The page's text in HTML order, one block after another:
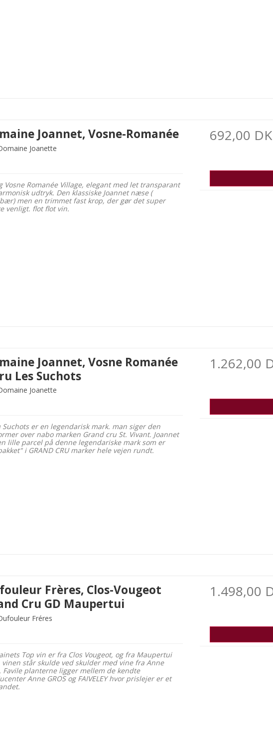
Joannet, Vosne-Romanée
Joanette
Vosne Romanée Village, elegant med let transparant
udtryk. Den klassiske Joannet næse (
men en trimmet fast krop, der gør det super
venligt. flot flot vin.
692,00
Joannet, Vosne Romanée
Les Suchots
Joanette
Suchots er en legendarisk mark. man siger den
over nabo marken Grand cru St. Vivant. Joannet
lille parcel på denne legendariske mark som er
i GRAND CRU marker hele vejen rundt.
1.262,00
Frères, Clos-Vougeot
Cru GD Maupertui
Fréres
Top vin er fra Clos Vougeot, og fra Maupertui
vinen står skulde ved skulder med vine fra Anne
Favile planterne ligger mellem de kendte
Anne GROS og FAIVELEY hvor prislejer er et
1.498,00